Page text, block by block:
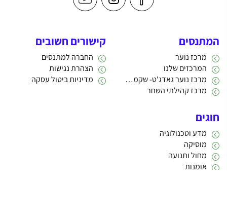
המתנסים
מרכז נוער
המרכזים שלנו
מרכז נוער גאדג'ט- שקמה 22
מרכז קהילתי השחר
קישורים חשובים
החברה למתנסים
הצהרת נגישות
מדיניות ביטול עסקה
חוגים
מדע וטכנולוגיה
מוסיקה
מחול ותנועה
אומנות